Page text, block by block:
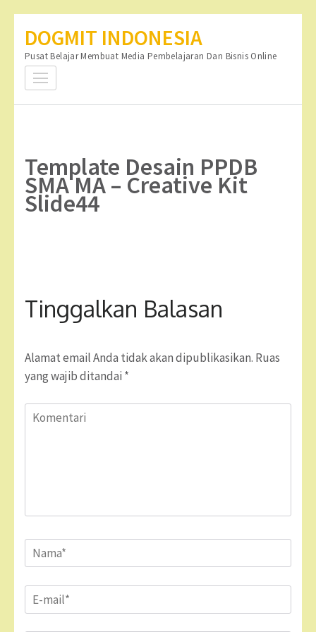
konten
(Tekan
DOGMIT INDONESIA
Pusat Belajar Membuat Media Pembelajaran Dan Bisnis Online
Template Desain PPDB
SMA MA – Creative Kit
Slide44
Tinggalkan Balasan
Alamat email Anda tidak akan dipublikasikan. Ruas
yang wajib ditandai *
Komentari
Name*
Email*